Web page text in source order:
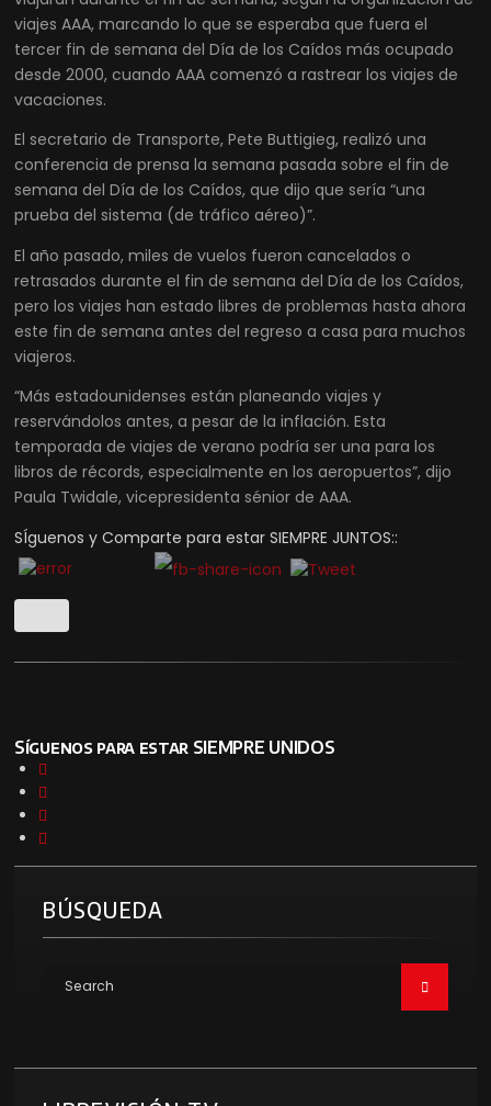
viajes AAA, marcando lo que se esperaba que fuera el
tercer fin de semana del Día de los Caídos más ocupado
desde 2000, cuando AAA comenzó a rastrear los viajes de
vacaciones.
El secretario de Transporte, Pete Buttigieg, realizó una
conferencia de prensa la semana pasada sobre el fin de
semana del Día de los Caídos, que dijo que sería “una
prueba del sistema (de tráfico aéreo)”.
El año pasado, miles de vuelos fueron cancelados o
retrasados durante el fin de semana del Día de los Caídos,
pero los viajes han estado libres de problemas hasta ahora
este fin de semana antes del regreso a casa para muchos
viajeros.
“Más estadounidenses están planeando viajes y
reservándolos antes, a pesar de la inflación. Esta
temporada de viajes de verano podría ser una para los
libros de récords, especialmente en los aeropuertos”, dijo
Paula Twidale, vicepresidenta sénior de AAA.
SÍguenos y Comparte para estar SIEMPRE JUNTOS::
Síguenos para estar SIEMPRE UNIDOS
BÚSQUEDA